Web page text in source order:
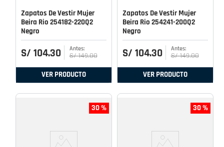
Zapatos De Vestir Mujer
Beira Rio 254182-220Q2
Negro
S/ 104.30 S/ 149.00
VER PRODUCTO
Zapatos De Vestir Mujer
Beira Rio 254241-200Q2
Negro
S/ 104.30 S/ 149.00
VER PRODUCTO
30 % 30 %